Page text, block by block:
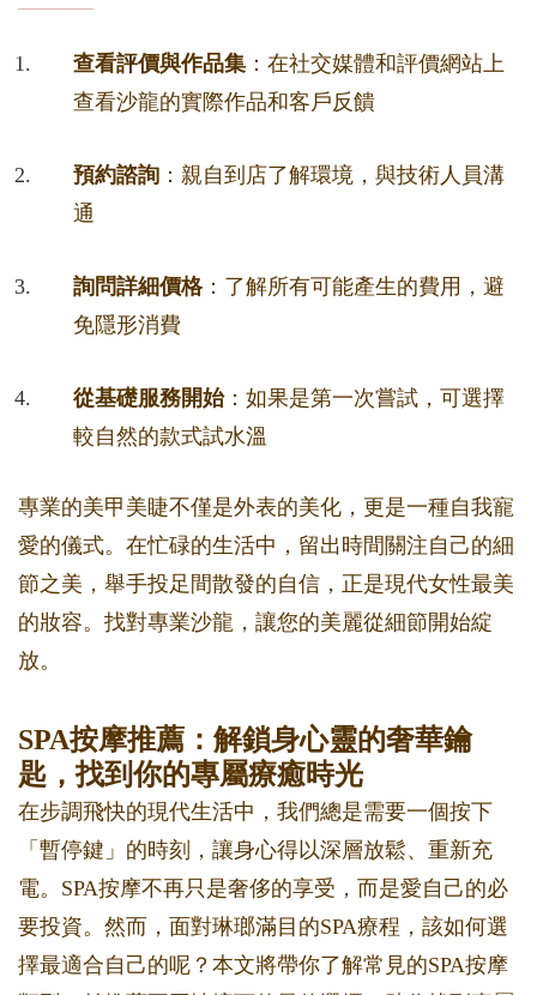
查看評價與作品集 ：在社交媒體和評價網站上
查看沙龍的實際作品和客戶反饋
預約諮詢 ：親自到店了解環境，與技術人員溝
通
詢問詳細價格：了解所有可能產生的費用，避
免隱形消費
從基礎服務開始：如果是第一次嘗試，可選擇
較自然的款式試水溫
專業的美甲美睫不僅是外表的美化，更是一種自我寵
愛的儀式。在忙碌的生活中，留出時間關注自己的細
節之美，舉手投足間散發的自信，正是現代女性最美
的妝容。找對專業沙龍，讓您的美麗從細節開始綻
放。
SPA按摩推薦：解鎖身心靈的奢華鑰
匙，找到你的專屬療癒時光
在步調飛快的現代生活中，我們總是需要一個按下
「暫停鍵」的時刻，讓身心得以深層放鬆、重新充
電。SPA按摩不再只是奢侈的享受，而是愛自己的必
要投資。然而，面對琳瑯滿目的SPA療程，該如何選
擇最適合自己的呢？本文將帶你了解常見的SPA按摩